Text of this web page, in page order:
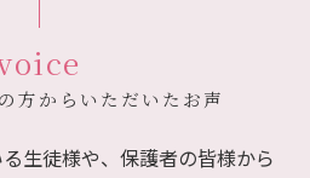
方からいただいたお声
生徒様や、保護者の皆様から